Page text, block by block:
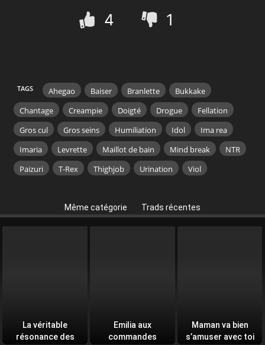
4 1
TAGS Ahegao Baiser Branlette
Bukkake
Chantage
Creampie Doigté Drogue
Fellation
Gros cul
Gros seins Humiliation Idol
Ima rea
Imaria
Levrette Maillot de bain Mind break
NTR
Paizuri
T-Rex Thighjob Urination Viol
Même catégorie Trads récentes
La véritable
résonance des
Emilia aux
commandes
Maman va bien
s’amuser avec toi